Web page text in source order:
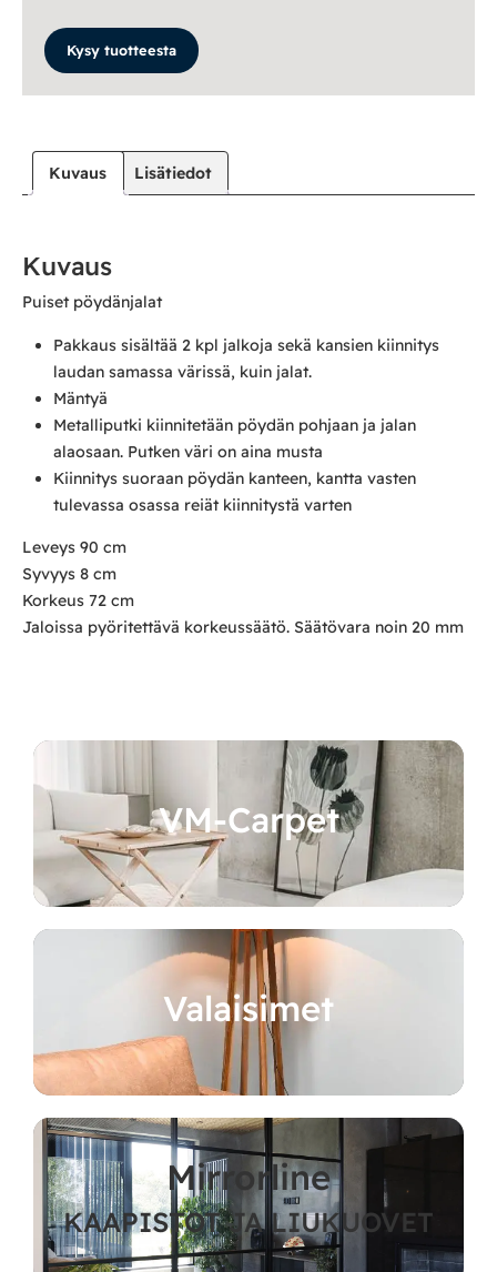
Kysy tuotteesta
Kuvaus Lisätiedot
Kuvaus
Puiset pöydänjalat
Pakkaus sisältää 2 kpl jalkoja sekä kansien kiinnitys
laudan samassa värissä, kuin jalat.
Mäntyä
Metalliputki kiinnitetään pöydän pohjaan ja jalan
alaosaan. Putken väri on aina musta
Kiinnitys suoraan pöydän kanteen, kantta vasten
tulevassa osassa reiät kiinnitystä varten
Leveys 90 cm
Syvyys 8 cm
Korkeus 72 cm
Jaloissa pyöritettävä korkeussäätö. Säätövara noin 20 mm
VM-Carpet
Valaisimet
Mirrorline
KAAPISTOT JA LIUKUOVET